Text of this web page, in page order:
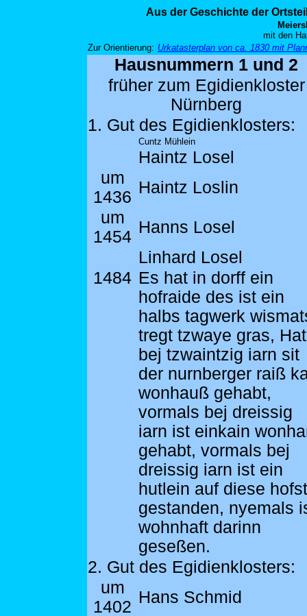
Aus der Geschichte der
mit den
Zur Orientierung: Urkatasterplan von ca. 1830 mit
Hausnummern 1 und 2
früher zum Egidienkloster
Nürnberg
1. Gut des Egidienklosters:
Cuntz Mühlein
Haintz Losel
um
1436
Haintz Loslin
um
1454
Hanns Losel
Linhard Losel
1484 Es hat in dorff ein
hofraide des ist ein
halbs tagwerk
tregt tzwaye gras, Hat
bej tzwaintzig iarn sit
der nurnberger raiß
wonhauß gehabt,
vormals bej dreissig
iarn ist einkain
gehabt, vormals bej
dreissig iarn ist ein
hutlein auf diese
gestanden, nyemals
wohnhaft darinn
geseßen.
2. Gut des Egidienklosters:
um
1402
Hans Schmid